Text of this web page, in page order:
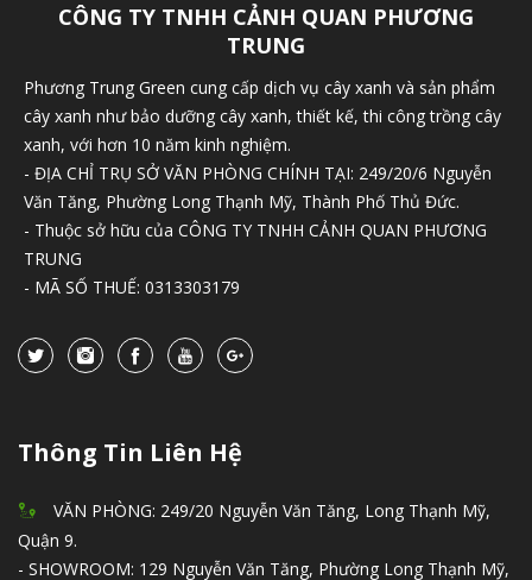
CÔNG TY TNHH CẢNH QUAN PHƯƠNG
TRUNG
Phương Trung Green cung cấp dịch vụ cây xanh và sản phẩm
cây xanh như bảo dưỡng cây xanh, thiết kế, thi công trồng cây
xanh, với hơn 10 năm kinh nghiệm.
- ĐỊA CHỈ TRỤ SỞ VĂN PHÒNG CHÍNH TẠI: 249/20/6 Nguyễn
Văn Tăng, Phường Long Thạnh Mỹ, Thành Phố Thủ Đức.
- Thuộc sở hữu của CÔNG TY TNHH CẢNH QUAN PHƯƠNG
TRUNG
- MÃ SỐ THUẾ: 0313303179
Thông Tin Liên Hệ
VĂN PHÒNG: 249/20 Nguyễn Văn Tăng, Long Thạnh Mỹ,
Quận 9.
- SHOWROOM: 129 Nguyễn Văn Tăng, Phường Long Thạnh Mỹ,